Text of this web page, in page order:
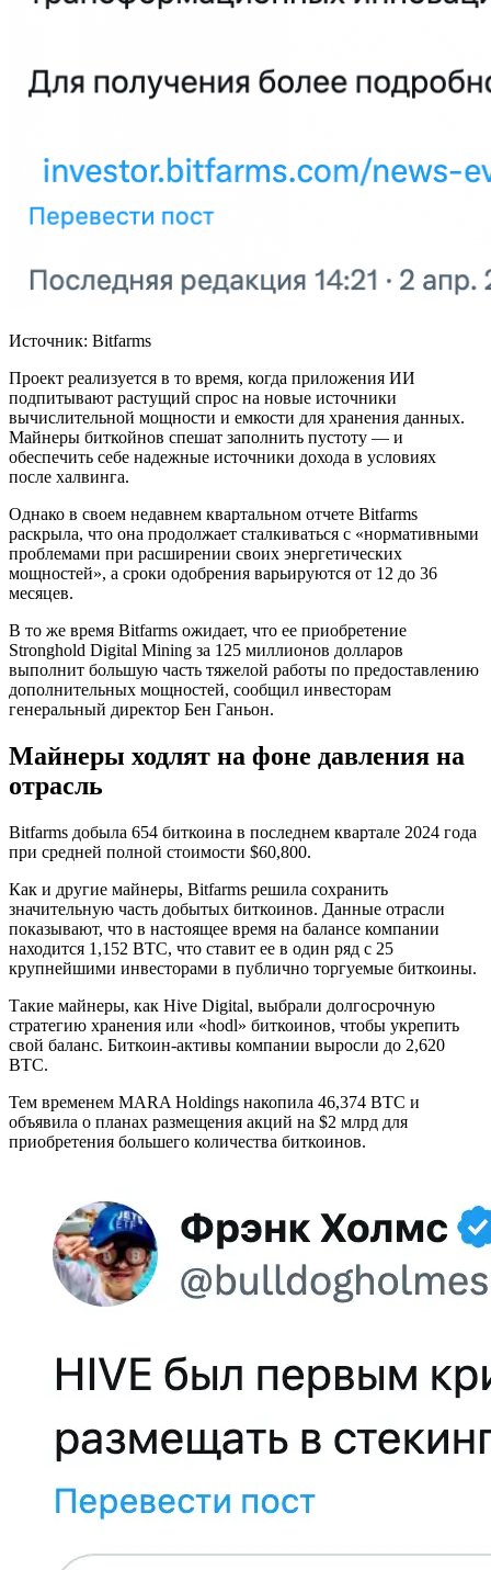
Источник: Bitfarms
Проект реализуется в то время, когда приложения ИИ
подпитывают растущий спрос на новые источники
вычислительной мощности и емкости для хранения данных.
Майнеры биткойнов спешат заполнить пустоту — и
обеспечить себе надежные источники дохода в условиях
после халвинга.
Однако в своем недавнем квартальном отчете Bitfarms
раскрыла, что она продолжает сталкиваться с «нормативными
проблемами при расширении своих энергетических
мощностей», а сроки одобрения варьируются от 12 до 36
месяцев.
В то же время Bitfarms ожидает, что ее приобретение
Stronghold Digital Mining за 125 миллионов долларов
выполнит большую часть тяжелой работы по предоставлению
дополнительных мощностей, сообщил инвесторам
генеральный директор Бен Ганьон.
Майнеры ходлят на фоне давления на
отрасль
Bitfarms добыла 654 биткоина в последнем квартале 2024 года
при средней полной стоимости $60,800.
Как и другие майнеры, Bitfarms решила сохранить
значительную часть добытых биткоинов. Данные отрасли
показывают, что в настоящее время на балансе компании
находится 1,152 BTC, что ставит ее в один ряд с 25
крупнейшими инвесторами в публично торгуемые биткоины.
Такие майнеры, как Hive Digital, выбрали долгосрочную
стратегию хранения или «hodl» биткоинов, чтобы укрепить
свой баланс. Биткоин-активы компании выросли до 2,620
BTC.
Тем временем MARA Holdings накопила 46,374 BTC и
объявила о планах размещения акций на $2 млрд для
приобретения большего количества биткоинов.